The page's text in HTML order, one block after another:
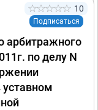
10
Подписаться
арбитражного
по делу N